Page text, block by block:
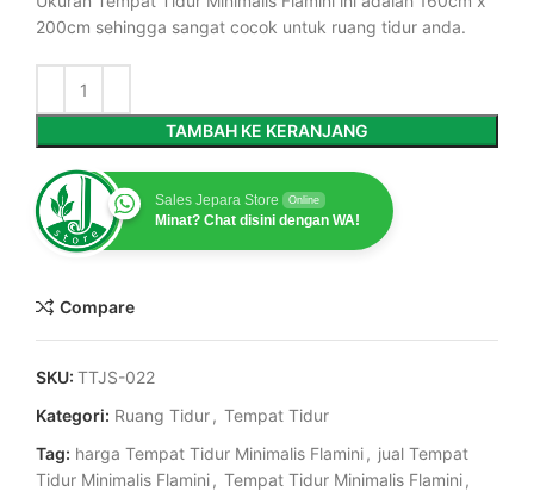
200cm sehingga sangat cocok untuk ruang tidur anda.
TAMBAH KE KERANJANG
Sales Jepara Store Online
Minat? Chat disini dengan WA!
Compare
SKU: TTJS-022
Kategori: Ruang Tidur, Tempat Tidur
Tag: harga Tempat Tidur Minimalis Flamini, jual Tempat
Tidur Minimalis Flamini, Tempat Tidur Minimalis Flamini,